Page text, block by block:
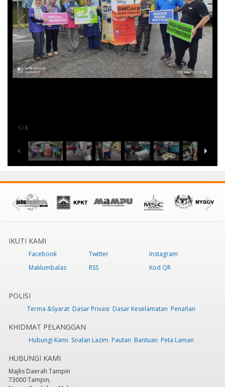
1 / 8
IKUTI KAMI
Facebook Twitter
Instagram
Maklumbalas
RSS Kod QR
POLISI
Terma &Syarat Dasar Privasi Dasar Keselamatan Penafian
KHIDMAT PELANGGAN
Hubungi Kami Soalan Lazim Pautan Bantuan Peta Laman
HUBUNGI KAMI
Majlis Daerah Tampin
73000 Tampin,